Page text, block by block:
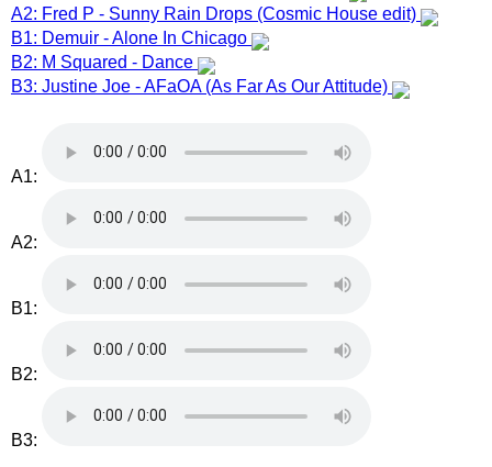
A2: Fred P - Sunny Rain Drops (Cosmic House edit)
B1: Demuir - Alone In Chicago
B2: M Squared - Dance
B3: Justine Joe - AFaOA (As Far As Our Attitude)
A1:
A2:
B1:
B2:
B3: